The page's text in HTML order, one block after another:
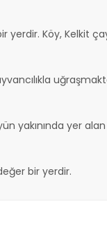
Köy, Kelkit
yakınında yer
bir yerdir.